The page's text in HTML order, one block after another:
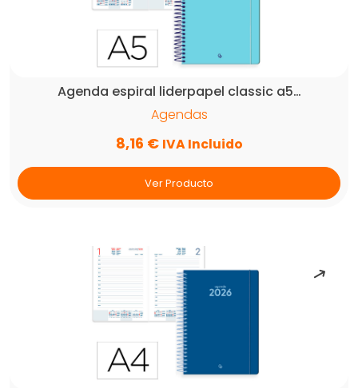
Agenda espiral liderpapel classic a5…
Agendas
8,16 € IVA Incluido
Ver Producto